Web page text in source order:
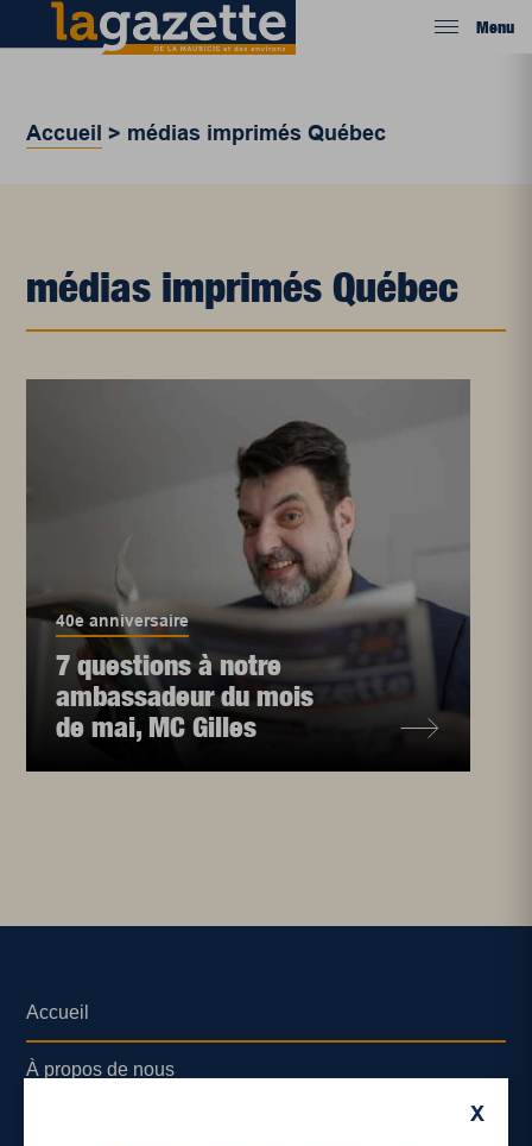
Menu
Accueil > médias imprimés Québec
médias imprimés Québec
40e anniversaire
7 questions à notre
ambassadeur du mois
de mai, MC Gilles
X
Accueil
À propos de nous